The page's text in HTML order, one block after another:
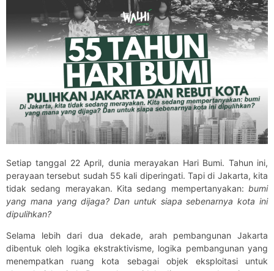
Setiap tanggal 22 April, dunia merayakan Hari Bumi. Tahun ini,
perayaan tersebut sudah 55 kali diperingati. Tapi di Jakarta, kita
tidak sedang merayakan. Kita sedang mempertanyakan: bumi
yang mana yang dijaga? Dan untuk siapa sebenarnya kota ini
dipulihkan?
Selama lebih dari dua dekade, arah pembangunan Jakarta
dibentuk oleh logika ekstraktivisme, logika pembangunan yang
menempatkan ruang kota sebagai objek eksploitasi untuk